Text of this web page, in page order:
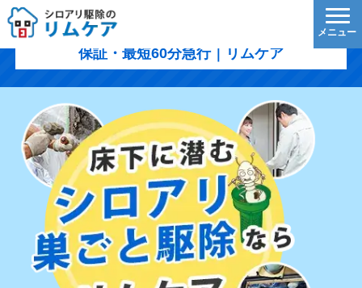
木曽郡王滝村のシロアリ駆除｜1,200円/㎡〜・5年
保証・最短60分急行｜リムケア